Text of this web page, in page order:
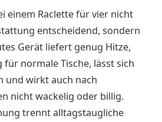
einem Raclette für vier nicht
entscheidend, sondern
Gerät liefert genug Hitze,
normale Tische, lässt sich
und wirkt auch nach
nicht wackelig oder billig.
trennt alltagstaugliche